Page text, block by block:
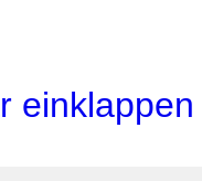
einklappen